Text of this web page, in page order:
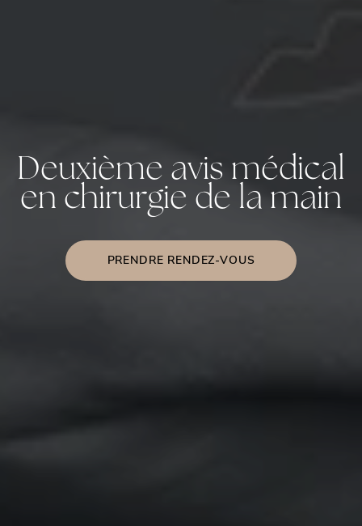
Deuxième avis médical
en chirurgie de la main
PRENDRE RENDEZ-VOUS